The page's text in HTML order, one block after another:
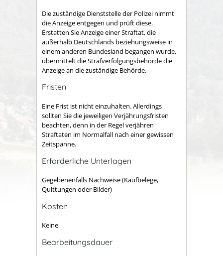
Die zuständige Dienststelle der Polizei nimmt
die Anzeige entgegen und prüft diese.
Erstatten Sie Anzeige einer Straftat, die
außerhalb Deutschlands beziehungsweise in
einem anderen Bundesland begangen wurde,
übermittelt die Strafverfolgungsbehörde die
Anzeige an die zuständige Behörde.
Fristen
Eine Frist ist nicht einzuhalten. Allerdings
sollten Sie die jeweiligen Verjährungsfristen
beachten, denn in der Regel verjähren
Straftaten im Normalfall nach einer gewissen
Zeitspanne.
Erforderliche Unterlagen
Gegebenenfalls Nachweise (Kaufbelege,
Quittungen oder Bilder)
Kosten
Keine
Bearbeitungsdauer